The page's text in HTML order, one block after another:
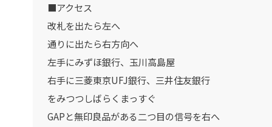
■アクセス
改札を出たら左へ
通りに出たら右方向へ
左手にみずほ銀行、玉川高島屋
右手に三菱東京UFJ銀行、三井住友銀行
をみつつしばらくまっすぐ
GAPと無印良品がある二つ目の信号を右へ